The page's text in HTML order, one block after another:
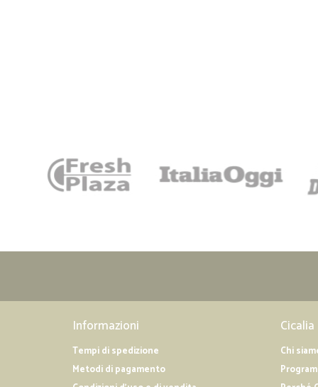
Informazioni
Tempi di spedizione
Metodi di pagamento
Cicalia
Chi